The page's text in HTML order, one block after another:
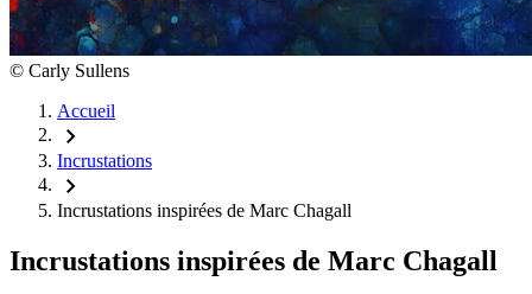
© Carly Sullens
Accueil
chevron_right
Incrustations
chevron_right
Incrustations inspirées de Marc Chagall
Incrustations inspirées de Marc Chagall